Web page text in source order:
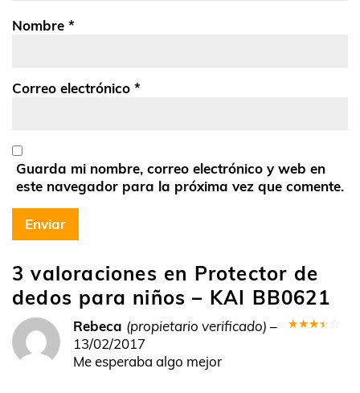
3 valoraciones en Protector de
dedos para niños – KAI BB0621
Rebeca (propietario verificado) –
13/02/2017
Me esperaba algo mejor
Nombre *
Correo electrónico *
Guarda mi nombre, correo electrónico y web en
este navegador para la próxima vez que comente.